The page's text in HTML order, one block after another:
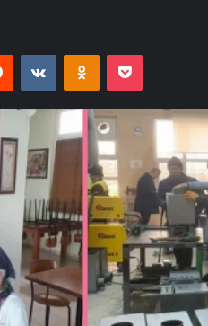
Reddit VKontakteOdnoklassniki
Pocket